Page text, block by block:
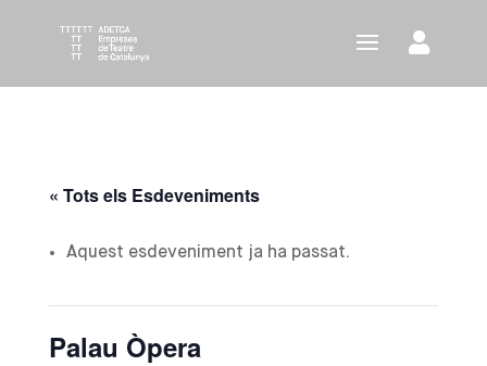
« Tots els Esdeveniments
Aquest esdeveniment ja ha passat.
Palau Òpera